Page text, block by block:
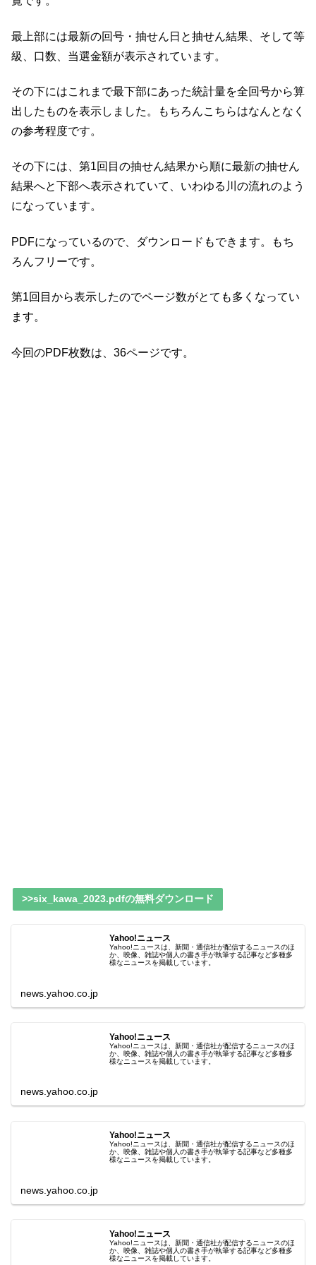
最上部には最新の回号・抽せん日と抽せん結果、そして等
級、口数、当選金額が表示されています。
その下にはこれまで最下部にあった統計量を全回号から算
出したものを表示しました。もちろんこちらはなんとなく
の参考程度です。
その下には、第1回目の抽せん結果から順に最新の抽せん
結果へと下部へ表示されていて、いわゆる川の流れのよう
になっています。
PDFになっているので、ダウンロードもできます。もち
ろんフリーです。
第1回目から表示したのでページ数がとても多くなってい
ます。
今回のPDF枚数は、36ページです。
>>six_kawa_2023.pdfの無料ダウンロード
Yahoo!ニュース
Yahoo!ニュースは、新聞・通信社が配信するニュースのほ
か、映像、雑誌や個人の書き手が執筆する記事など多種多
様なニュースを掲載しています。
news.yahoo.co.jp
Yahoo!ニュース
Yahoo!ニュースは、新聞・通信社が配信するニュースのほ
か、映像、雑誌や個人の書き手が執筆する記事など多種多
様なニュースを掲載しています。
news.yahoo.co.jp
Yahoo!ニュース
Yahoo!ニュースは、新聞・通信社が配信するニュースのほ
か、映像、雑誌や個人の書き手が執筆する記事など多種多
様なニュースを掲載しています。
news.yahoo.co.jp
Yahoo!ニュース
Yahoo!ニュースは、新聞・通信社が配信するニュースのほ
か、映像、雑誌や個人の書き手が執筆する記事など多種多
様なニュースを掲載しています。